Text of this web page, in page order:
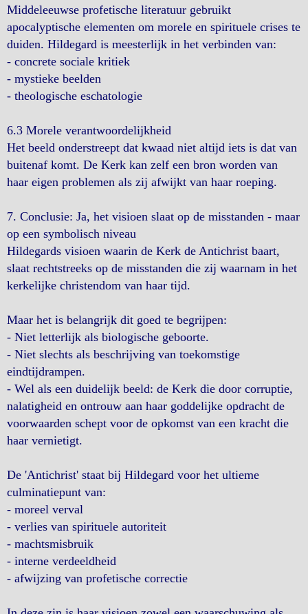
Middeleeuwse profetische literatuur gebruikt
apocalyptische elementen om morele en spirituele crises te
duiden. Hildegard is meesterlijk in het verbinden van:
- concrete sociale kritiek
- mystieke beelden
- theologische eschatologie
6.3 Morele verantwoordelijkheid
Het beeld onderstreept dat kwaad niet altijd iets is dat van
buitenaf komt. De Kerk kan zelf een bron worden van
haar eigen problemen als zij afwijkt van haar roeping.
7. Conclusie: Ja, het visioen slaat op de misstanden - maar
op een symbolisch niveau
Hildegards visioen waarin de Kerk de Antichrist baart,
slaat rechtstreeks op de misstanden die zij waarnam in het
kerkelijke christendom van haar tijd.
Maar het is belangrijk dit goed te begrijpen:
- Niet letterlijk als biologische geboorte.
- Niet slechts als beschrijving van toekomstige
eindtijdrampen.
- Wel als een duidelijk beeld: de Kerk die door corruptie,
nalatigheid en ontrouw aan haar goddelijke opdracht de
voorwaarden schept voor de opkomst van een kracht die
haar vernietigt.
De 'Antichrist' staat bij Hildegard voor het ultieme
culminatiepunt van:
- moreel verval
- verlies van spirituele autoriteit
- machtsmisbruik
- interne verdeeldheid
- afwijzing van profetische correctie